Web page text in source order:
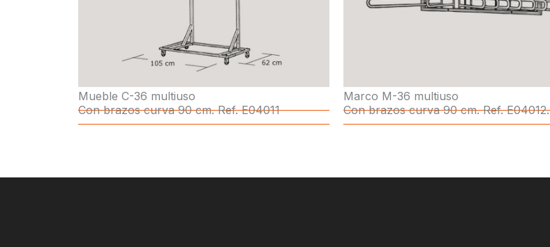
Mueble C-36 multiuso
Con brazos curva 90 cm. Ref. E04011
Marco M-36 multiuso
Con brazos curva 90 cm. Ref. E04012.